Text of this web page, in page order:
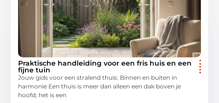
Praktische handleiding voor een fris huis en een
fijne tuin
Jouw gids voor een stralend thuis: Binnen en buiten in
harmonie Een thuis is meer dan alleen een dak boven je
hoofd; het is een